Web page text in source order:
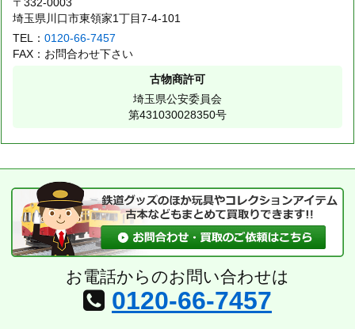
埼玉県川口市東領家1丁目7-4-101
TEL：0120-66-7457
FAX：お問合わせ下さい
古物商許可
埼玉県公安委員会
第431030028350号
お電話からのお問い合わせは
0120-66-7457